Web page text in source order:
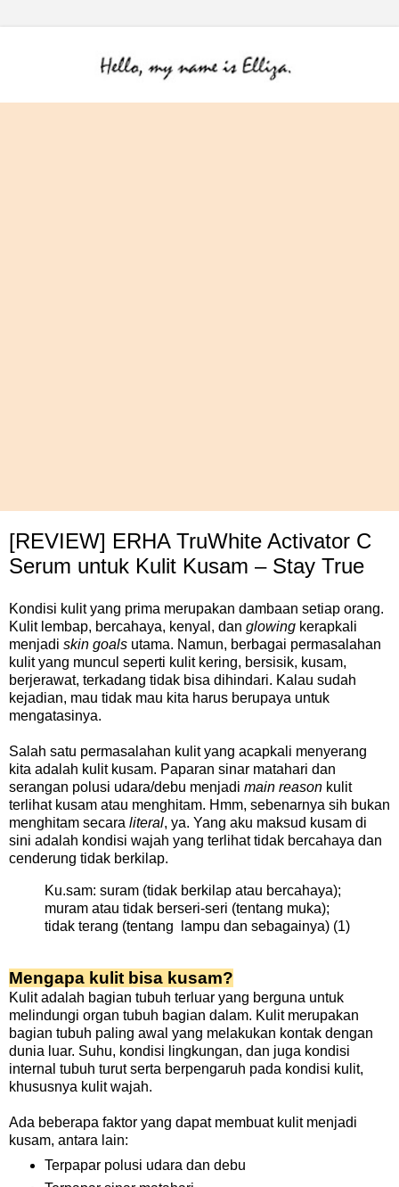
[REVIEW] ERHA TruWhite Activator C
Serum untuk Kulit Kusam – Stay True
Kondisi kulit yang prima merupakan dambaan setiap orang.
Kulit lembap, bercahaya, kenyal, dan glowing kerapkali
menjadi skin goals utama. Namun, berbagai permasalahan
kulit yang muncul seperti kulit kering, bersisik, kusam,
berjerawat, terkadang tidak bisa dihindari. Kalau sudah
kejadian, mau tidak mau kita harus berupaya untuk
mengatasinya.
Salah satu permasalahan kulit yang acapkali menyerang
kita adalah kulit kusam. Paparan sinar matahari dan
serangan polusi udara/debu menjadi main reason kulit
terlihat kusam atau menghitam. Hmm, sebenarnya sih bukan
menghitam secara literal, ya. Yang aku maksud kusam di
sini adalah kondisi wajah yang terlihat tidak bercahaya dan
cenderung tidak berkilap.
Ku.sam: suram (tidak berkilap atau bercahaya);
muram atau tidak berseri-seri (tentang muka);
tidak terang (tentang
lampu dan sebagainya) (1)
Mengapa kulit bisa kusam?
Kulit adalah bagian tubuh terluar yang berguna untuk
melindungi organ tubuh bagian dalam. Kulit merupakan
bagian tubuh paling awal yang melakukan kontak dengan
dunia luar. Suhu, kondisi lingkungan, dan juga kondisi
internal tubuh turut serta berpengaruh pada kondisi kulit,
khususnya kulit wajah.
Ada beberapa faktor yang dapat membuat kulit menjadi
kusam, antara lain:
Terpapar polusi udara dan debu